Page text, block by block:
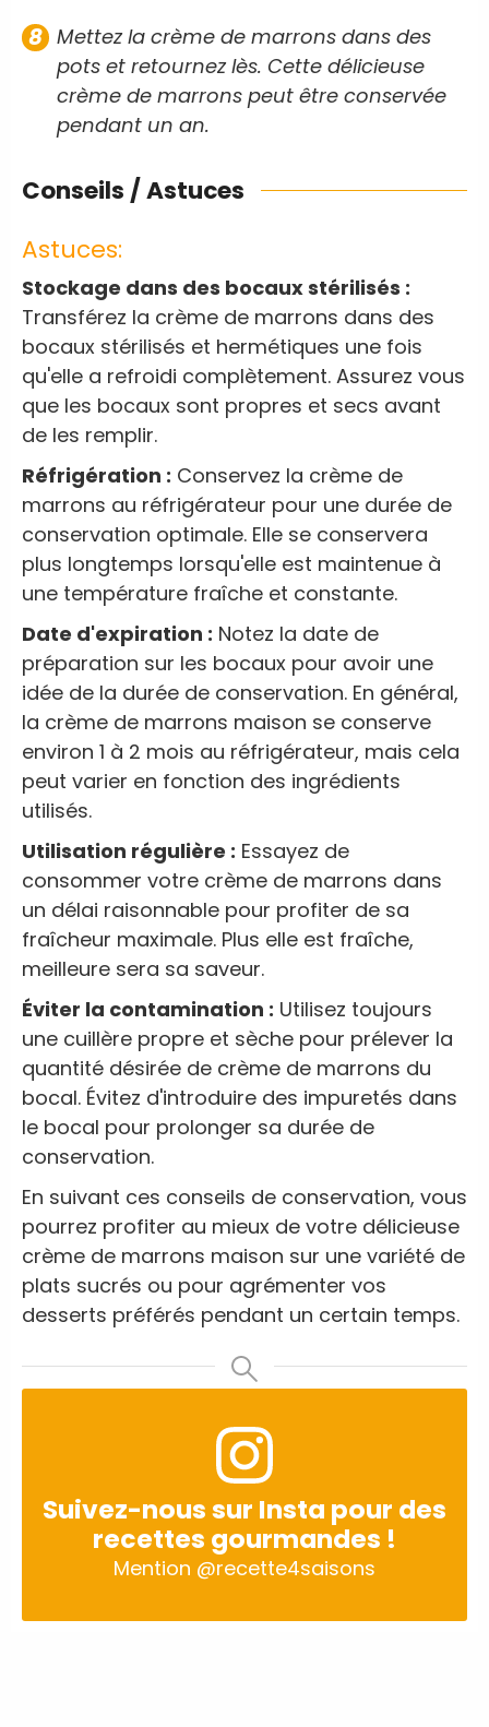
Mettez la crème de marrons dans des
pots et retournez lès. Cette délicieuse
crème de marrons peut être conservée
pendant un an.
Conseils / Astuces
Astuces:
Stockage dans des bocaux stérilisés :
Transférez la crème de marrons dans des
bocaux stérilisés et hermétiques une fois
qu'elle a refroidi complètement. Assurez vous
que les bocaux sont propres et secs avant
de les remplir.
Réfrigération : Conservez la crème de
marrons au réfrigérateur pour une durée de
conservation optimale. Elle se conservera
plus longtemps lorsqu'elle est maintenue à
une température fraîche et constante.
Date d'expiration : Notez la date de
préparation sur les bocaux pour avoir une
idée de la durée de conservation. En général,
la crème de marrons maison se conserve
environ 1 à 2 mois au réfrigérateur, mais cela
peut varier en fonction des ingrédients
utilisés.
Utilisation régulière : Essayez de
consommer votre crème de marrons dans
un délai raisonnable pour profiter de sa
fraîcheur maximale. Plus elle est fraîche,
meilleure sera sa saveur.
Éviter la contamination : Utilisez toujours
une cuillère propre et sèche pour prélever la
quantité désirée de crème de marrons du
bocal. Évitez d'introduire des impuretés dans
le bocal pour prolonger sa durée de
conservation.
En suivant ces conseils de conservation, vous
pourrez profiter au mieux de votre délicieuse
crème de marrons maison sur une variété de
plats sucrés ou pour agrémenter vos
desserts préférés pendant un certain temps.
Suivez-nous sur Insta pour des
recettes gourmandes !
Mention @recette4saisons